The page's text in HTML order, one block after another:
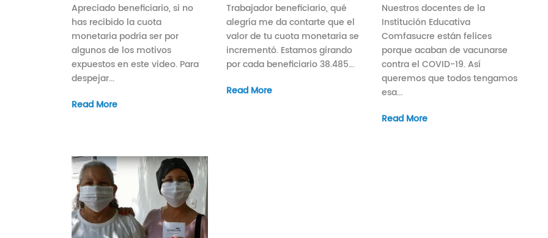
Apreciado beneficiario, si no
has recibido la cuota
monetaria podría ser por
algunos de los motivos
expuestos en este video. Para
despejar...
Read More
Trabajador beneficiario, qué
alegría me da contarte que el
valor de tu cuota monetaria se
incrementó. Estamos girando
por cada beneficiario 38.485...
Read More
Nuestros docentes de la
Institución Educativa
Comfasucre están felices
porque acaban de vacunarse
contra el COVID-19. Así
queremos que todos tengamos
esa...
Read More